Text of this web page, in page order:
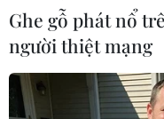
#Phó Thủ tướng Prawit
Ghe gỗ phát nổ
người thiệt mạng